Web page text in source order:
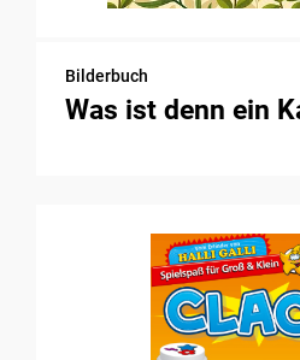
Bilderbuch
Was ist denn ein